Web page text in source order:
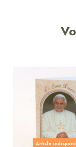
Article